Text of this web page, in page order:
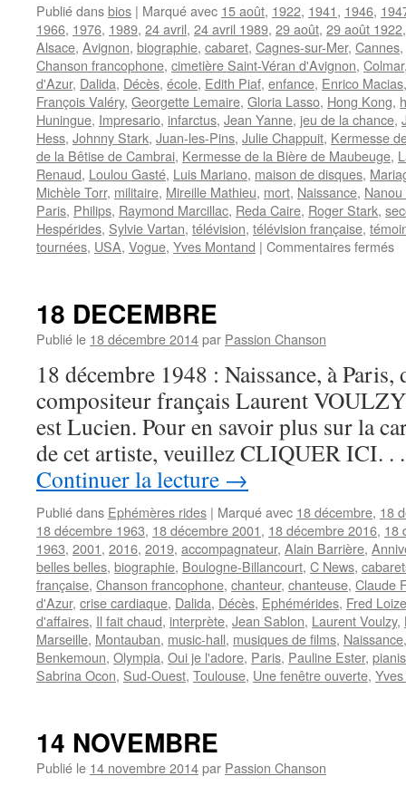
Publié dansbios | Marqué avec 15 août, 1922, 1941, 1946,
1966, 1976, 1989, 24 avril, 24 avril 1989, 29 août, 29 août 1922
Alsace, Avignon, biographie, cabaret, Cagnes-sur-Mer, Cannes,
Chanson francophone, cimetière Saint-Véran d'Avignon, Colmar
d'Azur, Dalida, Décès, école, Edith Piaf, enfance, Enrico Macias
François Valéry, Georgette Lemaire, Gloria Lasso, Hong Kong,
Huningue, Impresario, infarctus, Jean Yanne, jeu de la chance,
Hess, Johnny Stark, Juan-les-Pins, Julie Chappuit, Kermesse
de la Bêtise de Cambrai, Kermesse de la Bière de Maubeuge,
Renaud, Loulou Gasté, Luis Mariano, maison de disques,
Michèle Torr, militaire, Mireille Mathieu, mort, Naissance,
Paris, Philips, Raymond Marcillac, Reda Caire, Roger Stark,
Hespérides, Sylvie Vartan, télévision, télévision française,
tournées, USA, Vogue, Yves Montand | Commentaires fermés
18 DECEMBRE
Publié le 18 décembre 2014par Passion Chanson
18 décembre 1948 : Naissance, à Paris,
compositeur français Laurent
est Lucien. Pour en savoir plus sur la
de cet artiste, veuillez CLIQUER
Continuer la lecture →
Publié dans Ephémères rides | Marqué avec 18 décembre, 18
18 décembre 1963, 18 décembre 2001, 18 décembre 2016, 18
1963, 2001, 2016, 2019, accompagnateur, Alain Barrière,
belles belles, biographie, Boulogne-Billancourt, C News,
française, Chanson francophone, chanteur, chanteuse, Claude
d'Azur, crise cardiaque, Dalida, Décès, Ephémérides, Fred
d'affaires, Il fait chaud, interprète, Jean Sablon, Laurent Voulzy,
Marseille, Montauban, music-hall, musiques de films, Naissance
Benkemoun, Olympia, Oui je l'adore, Paris, Pauline Ester,
Sabrina Ocon, Sud-Ouest, Toulouse, Une fenêtre ouverte,
14 NOVEMBRE
Publié le 14 novembre 2014par Passion Chanson